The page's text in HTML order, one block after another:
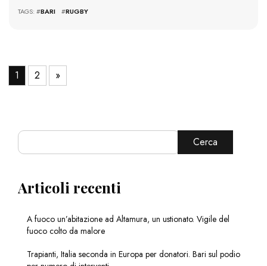
TAGS: #BARI #RUGBY
1 2 »
Cerca
Articoli recenti
A fuoco un’abitazione ad Altamura, un ustionato. Vigile del
fuoco colto da malore
Trapianti, Italia seconda in Europa per donatori. Bari sul podio